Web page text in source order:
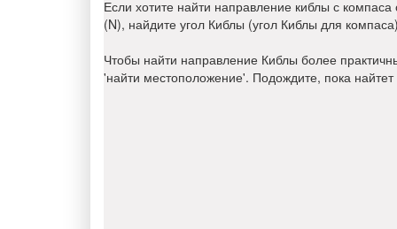
Если хотите найти направление киблы с
(N), найдите угол Киблы (угол Киблы для
Чтобы найти направление Киблы более
'найти местоположение'. Подождите, пока